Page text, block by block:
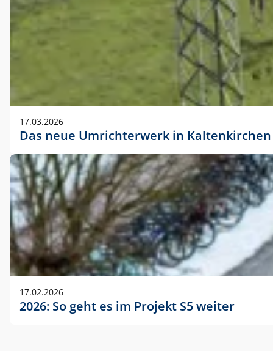
17.03.2026
Das neue Umrichterwerk in Kaltenkirchen
17.02.2026
2026: So geht es im Projekt S5 weiter